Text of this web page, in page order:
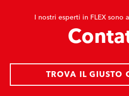
I nostri esperti in FLEX sono
TROVA IL GIUSTO